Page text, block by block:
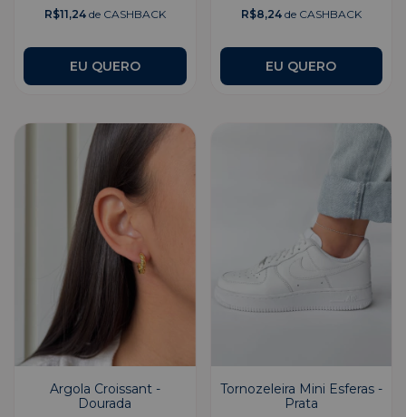
R$11,24de CASHBACK
EU QUERO
R$8,24de CASHBACK
Argola Croissant -
Dourada
Tornozeleira Mini Esferas -
Prata